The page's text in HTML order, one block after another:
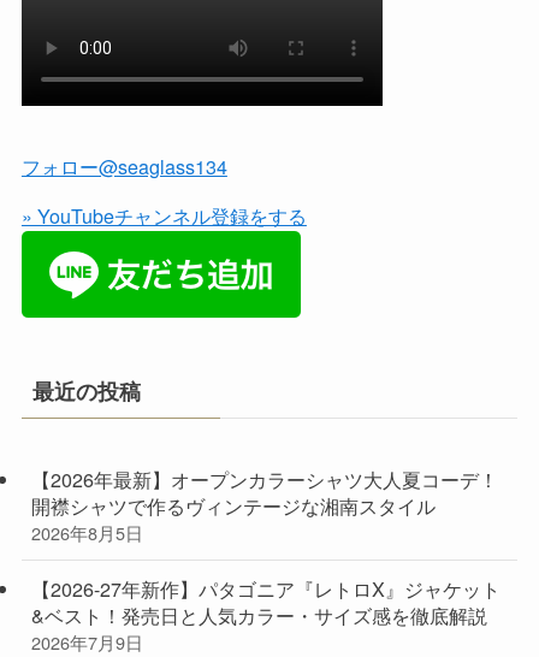
フォロー@seaglass134
» YouTubeチャンネル登録をする
最近の投稿
【2026年最新】オープンカラーシャツ大人夏コーデ！
開襟シャツで作るヴィンテージな湘南スタイル
2026年8月5日
【2026-27年新作】パタゴニア『レトロX』ジャケット
&ベスト！発売日と人気カラー・サイズ感を徹底解説
2026年7月9日